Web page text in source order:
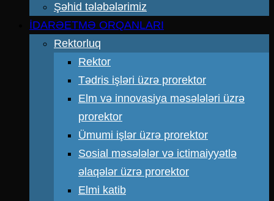
Şəhid tələbələrimiz
İDARƏETMƏ ORQANLARI
Rektorluq
Rektor
Tədris işləri üzrə prorektor
Elm və innovasiya məsələləri üzrə
prorektor
Ümumi işlər üzrə prorektor
Sosial məsələlər və ictimaiyyətlə
əlaqələr üzrə prorektor
Elmi katib